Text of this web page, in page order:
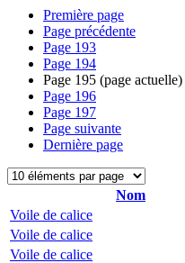
Première page
Page précédente
Page 193
Page 194
Page 195 (page actuelle)
Page 196
Page 197
Page suivante
Dernière page
Nom
Voile de calice
Voile de calice
Voile de calice